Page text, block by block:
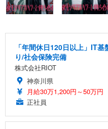
「年間休日120日以上」IT
り/社会保険完備
株式会社RIOT
神奈川県
月給30万1,200円～50万円
正社員